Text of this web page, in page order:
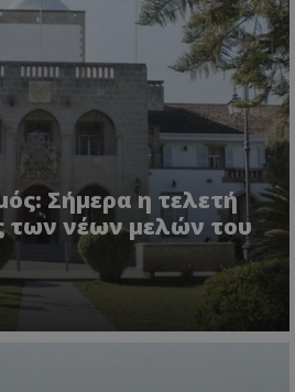
Σήμερα η τελετή
των νέων μελών του